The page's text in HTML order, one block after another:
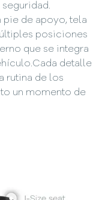
de apoyo, tela
posiciones
que se integra
detalle
rutina de los
un momento de